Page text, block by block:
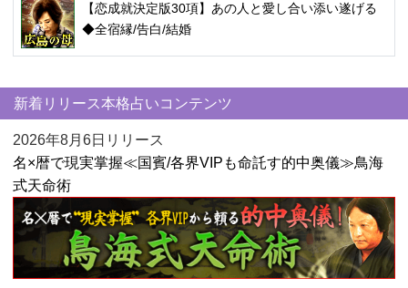
【恋成就決定版30項】あの人と愛し合い添い遂げる
◆全宿縁/告白/結婚
新着リリース本格占いコンテンツ
2026年8月6日リリース
名×暦で現実掌握≪国賓/各界VIPも命託す的中奥儀≫鳥海
式天命術